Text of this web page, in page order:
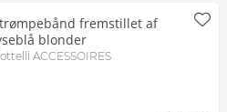
fremstillet af
blonder
ACCESSOIRES